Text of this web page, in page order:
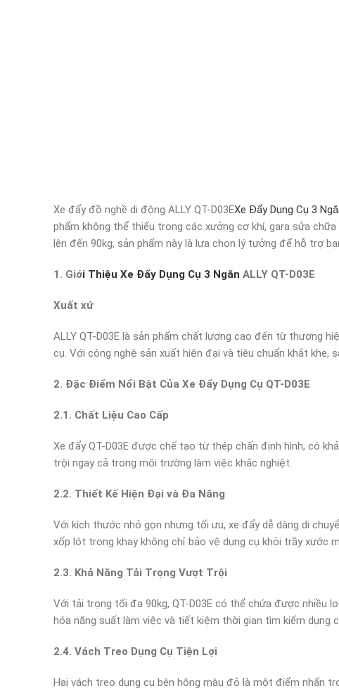
Xe đẩy đồ nghề di động ALLY QT-D03EXe Đẩy Dụng Cụ 3 Ngă
phẩm không thể thiếu trong các xưởng cơ khí, gara sửa
lên đến 90kg, sản phẩm này là lựa chọn lý tưởng để hỗ trợ
1. Giới Thiệu Xe Đẩy Dụng Cụ 3 Ngăn ALLY QT-D03E
Xuất xứ
ALLY QT-D03E là sản phẩm chất lượng cao đến từ thương
cụ. Với công nghệ sản xuất hiện đại và tiêu chuẩn khắt khe,
2. Đặc Điểm Nổi Bật Của Xe Đẩy Dụng Cụ QT-D03E
2.1. Chất Liệu Cao Cấp
Xe đẩy QT-D03E được chế tạo từ thép chấn định hình, có
trội ngay cả trong môi trường làm việc khắc nghiệt.
2.2. Thiết Kế Hiện Đại và Đa Năng
Với kích thước nhỏ gọn nhưng tối ưu, xe đẩy dễ dàng di
xốp lót trong khay không chỉ bảo vệ dụng cụ khỏi trầy xước
2.3. Khả Năng Tải Trọng Vượt Trội
Với tải trọng tối đa 90kg, QT-D03E có thể chứa được nhiều
hóa năng suất làm việc và tiết kiệm thời gian tìm kiếm dụng
2.4. Vách Treo Dụng Cụ Tiện Lợi
Hai vách treo dụng cụ bên hông màu đỏ là một điểm nhấn